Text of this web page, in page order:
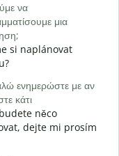
να
μια
si naplánovat
ενημερώστε με αν
κάτι
něco
dejte mi prosím